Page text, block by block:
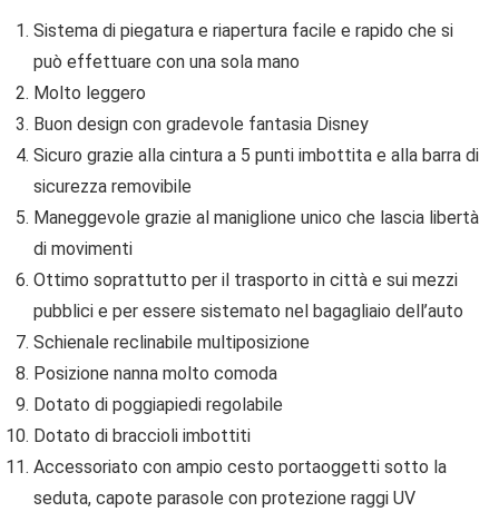
Sistema di piegatura e riapertura facile e rapido che si
può effettuare con una sola mano
Molto leggero
Buon design con gradevole fantasia Disney
Sicuro grazie alla cintura a 5 punti imbottita e alla barra di
sicurezza removibile
Maneggevole grazie al maniglione unico che lascia libertà
di movimenti
Ottimo soprattutto per il trasporto in città e sui mezzi
pubblici e per essere sistemato nel bagagliaio dell’auto
Schienale reclinabile multiposizione
Posizione nanna molto comoda
Dotato di poggiapiedi regolabile
Dotato di braccioli imbottiti
Accessoriato con ampio cesto portaoggetti sotto la
seduta, capote parasole con protezione raggi UV